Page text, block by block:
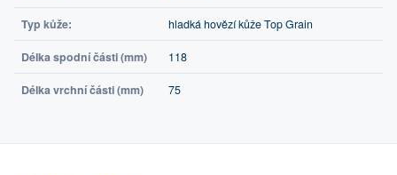
Typ kůže: hladká hovězí kůže Top Grain
Délka spodní části (mm) 118
Délka vrchní části (mm) 75